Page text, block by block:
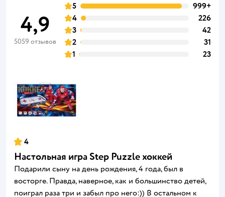
4,9
5059 отзывов
5
999+
4
226
3
42
2
31
1
23
4
Настольная игра Step Puzzle хоккей
Подарили сыну на день рождения, 4 года, был в
восторге. Правда, наверное, как и большинство детей,
поиграл раза три и забыл про него:)) В остальном к